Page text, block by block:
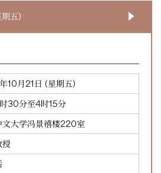
五)
10月21日 (星期五)
30分至4时15分
文大学冯景禧楼220室
授